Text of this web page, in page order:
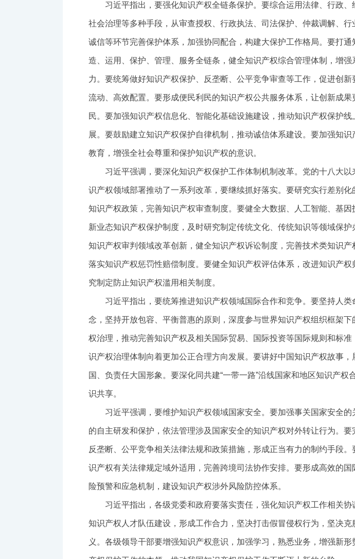
习近平指出，要强化知识产权全链条保护。要综合运用法律、行政、
社会治理等多种手段，从审查授权、行政执法、司法保护、仲裁调解、行
诚信等环节完善保护体系，加强协同配合，构建大保护工作格局。要打通
造、运用、保护、管理、服务全链条，健全知识产权综合管理体制，增强
力。要统筹做好知识产权保护、反垄断、公平竞争审查等工作，促进创新
流动、高效配置。要形成便民利民的知识产权公共服务体系，让创新成果
民。要加强知识产权信息化、智能化基础设施建设，推动知识产权保护线
展。要鼓励建立知识产权保护自律机制，推动诚信体系建设。要加强知识
教育，增强全社会尊重和保护知识产权的意识。
习近平强调，要深化知识产权保护工作体制机制改革。党的十八大以
识产权领域部署推动了一系列改革，要继续抓好落实。要研究实行差别化
知识产权政策，完善知识产权审查制度。要健全大数据、人工智能、基因
新业态知识产权保护制度，及时研究制定传统文化、传统知识等领域保护
知识产权审判领域改革创新，健全知识产权诉讼制度，完善技术类知识产
落实知识产权惩罚性赔偿制度。要健全知识产权评估体系，改进知识产权
究制定防止知识产权滥用相关制度。
习近平指出，要统筹推进知识产权领域国际合作和竞争。要坚持人类
念，坚持开放包容、平衡普惠的原则，深度参与世界知识产权组织框架下
权治理，推动完善知识产权及相关国际贸易、国际投资等国际规则和标准
识产权治理体制向着更加公正合理方向发展。要讲好中国知识产权故事，
国、负责任大国形象。要深化同共建“一带一路”沿线国家和地区知识产权
识共享。
习近平强调，要维护知识产权领域国家安全。要加强事关国家安全的
的自主研发和保护，依法管理涉及国家安全的知识产权对外转让行为。要
反垄断、公平竞争相关法律法规和政策措施，形成正当有力的制约手段。
识产权有关法律规定域外适用，完善跨境司法协作安排。要形成高效的国
险预警和应急机制，建设知识产权涉外风险防控体系。
习近平指出，各级党委和政府要落实责任，强化知识产权工作相关协
知识产权人才队伍建设，形成工作合力，坚决打击假冒侵权行为，坚决克
义。各级领导干部要增强知识产权意识，加强学习，熟悉业务，增强新形